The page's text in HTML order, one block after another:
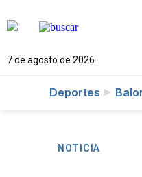
7 de agosto de 2026
Deportes
NOTICIA